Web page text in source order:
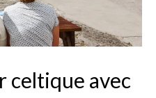
celtique avec